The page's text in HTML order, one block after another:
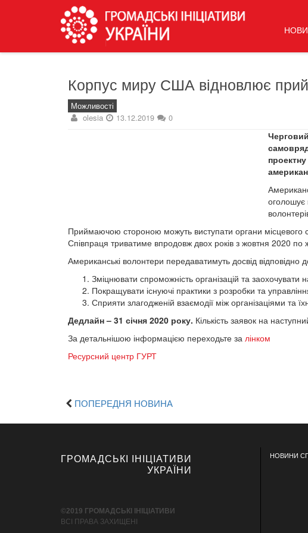
Корпус миру США відновлює
Можливості
olesia 13.12.2019 0
оголошує
Приймаючою стороною можуть виступати органи місцевого
Співпраця триватиме впродовж двох років з жовтня 2020 по
Американські волонтери передаватимуть досвід відповідно
Зміцнювати спроможність організацій та заохочувати
Покращувати існуючі практики з розробки та
Сприяти злагодженій взаємодії між організаціями та
Дедлайн – 31 січня 2020 року. Кількість заявок на
За детальнішою інформацією переходьте за лінком
Ресурсний центр ГУРТ
ПОПЕРЕДНЯ НОВИНА
ГРОМАДСЬКІ ІНІЦІАТИВИ
УКРАЇНИ
©2019 ГРОМАДСЬКІ ІНІЦІАТИВИ
ВСІ ПРАВА ЗАХИЩЕНІ
НОВИНИ